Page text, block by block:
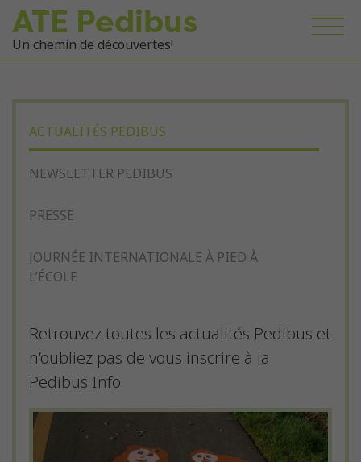
ATE Pedibus
Un chemin de découvertes!
ACTUALITÉS PEDIBUS
NEWSLETTER PEDIBUS
PRESSE
JOURNÉE INTERNATIONALE À PIED À
L’ÉCOLE
Retrouvez toutes les actualités Pedibus et
n’oubliez pas de vous inscrire à la
Pedibus Info